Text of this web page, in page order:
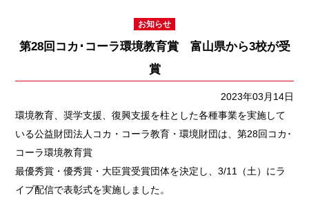
お知らせ
第28回コカ･コーラ環境教育賞 富山県から3校が受
賞
2023年03月14日
環境教育、奨学支援、復興支援を柱とした各種事業を実施して
いる公益財団法人コカ・コーラ教育・環境財団は、第28回コカ･
コーラ環境教育賞
最優秀賞・優秀賞・大臣賞受賞団体を決定し、3/11（土）にラ
イブ配信で表彰式を実施しました。